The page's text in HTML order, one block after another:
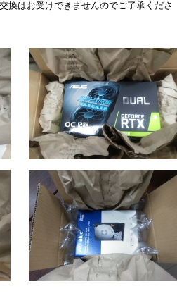
換はお受けできませんのでご了承くださ